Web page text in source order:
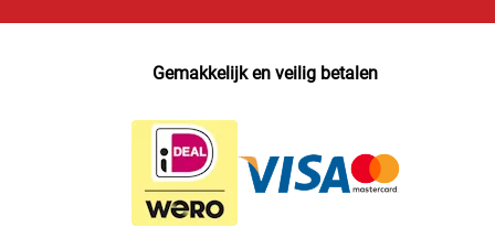
Gemakkelijk en veilig betalen